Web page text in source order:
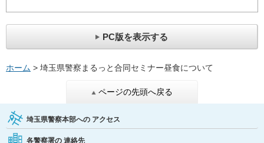
PC版を表示する
ホーム > 埼玉県警察まるっと合同セミナー昼食について
ページの先頭へ戻る
埼玉県警察本部への アクセス
各警察署の 連絡先